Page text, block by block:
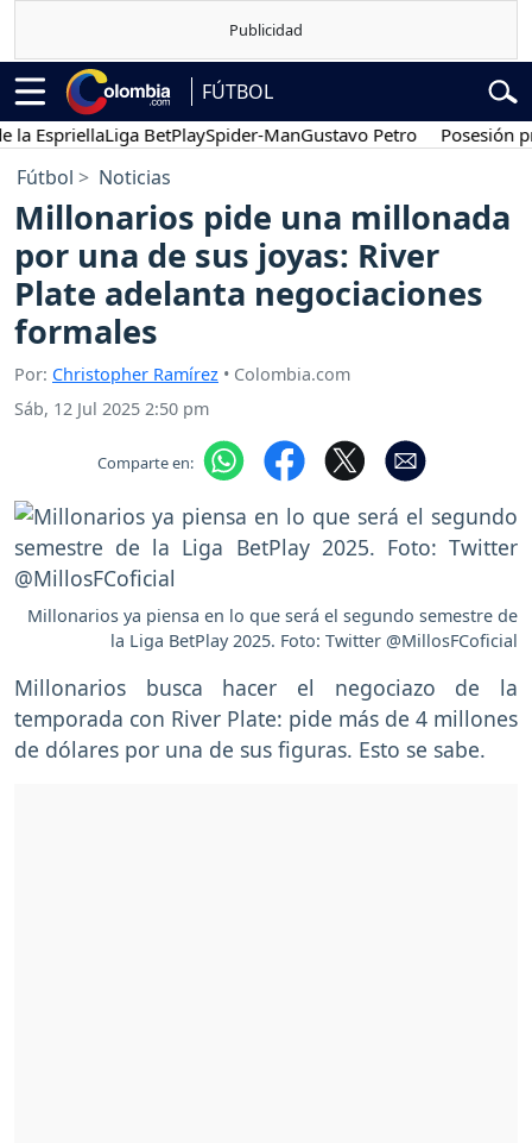
FÚTBOL
Liga BetPlaySpider-ManGustavo Petro Posesión
Fútbol Noticias
Millonarios pide una millonada
por una de sus joyas: River
Plate adelanta negociaciones
formales
Por: Christopher Ramírez • Colombia.com
Sáb, 12 Jul 2025 2:50 pm
Comparte en:
Millonarios ya piensa en lo que será el segundo semestre de
la Liga BetPlay 2025. Foto: Twitter @MillosFCoficial
Millonarios busca hacer el negociazo de la
temporada con River Plate: pide más de 4 millones
de dólares por una de sus figuras. Esto se sabe.